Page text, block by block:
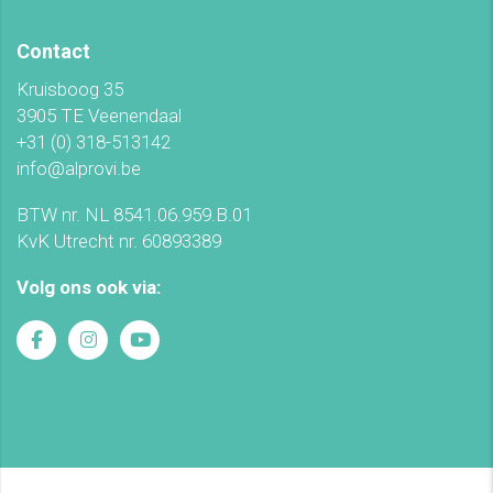
Contact
Kruisboog 35
3905 TE Veenendaal
+31 (0) 318-513142
info@alprovi.be
BTW nr. NL 8541.06.959.B.01
KvK Utrecht nr. 60893389
Volg ons ook via: